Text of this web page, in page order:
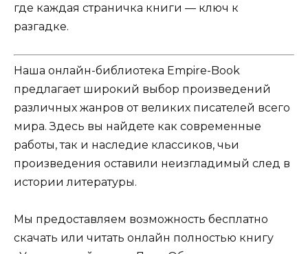
где каждая страничка книги — ключ к
разгадке.
Наша онлайн-библиотека Empire-Book
предлагает широкий выбор произведений
различных жанров от великих писателей всего
мира. Здесь вы найдете как современные
работы, так и наследие классиков, чьи
произведения оставили неизгладимый след в
истории литературы.
Мы предоставляем возможность бесплатно
скачать или читать онлайн полностью книгу